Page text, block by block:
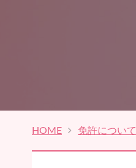
HOME 免許について